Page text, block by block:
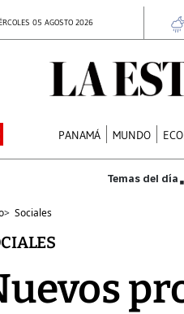
05 AGOSTO 2026
PANAMÁ MUNDO
> Sociales